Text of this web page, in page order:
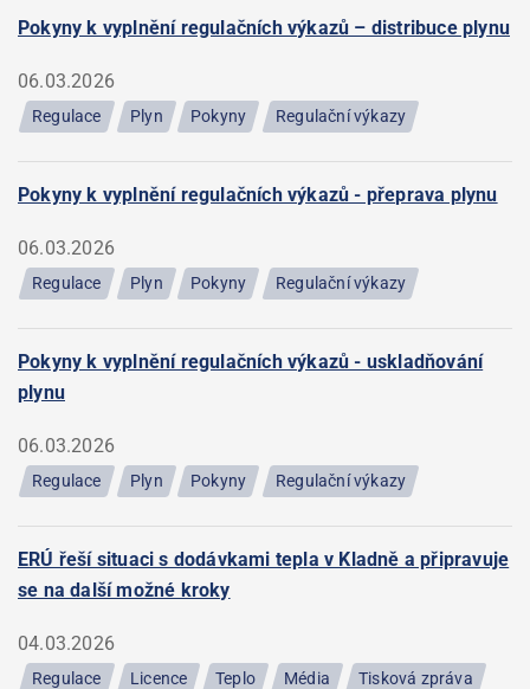
Pokyny k vyplnění regulačních výkazů – distribuce plynu
06.03.2026
Regulace Plyn Pokyny Regulační výkazy
Pokyny k vyplnění regulačních výkazů - přeprava plynu
06.03.2026
Regulace Plyn Pokyny Regulační výkazy
Pokyny k vyplnění regulačních výkazů - uskladňování
plynu
06.03.2026
Regulace Plyn Pokyny Regulační výkazy
ERÚ řeší situaci s dodávkami tepla v Kladně a připravuje
se na další možné kroky
04.03.2026
Regulace Licence Teplo Média Tisková zpráva